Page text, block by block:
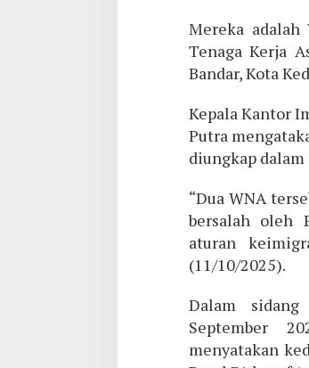
Mereka adalah
Tenaga Kerja
Bandar, Kota
Kepala Kantor
Putra
diungkap dalam
“Dua WNA
bersalah oleh
aturan
(11/10/2025).
Dalam
September
menyatakan